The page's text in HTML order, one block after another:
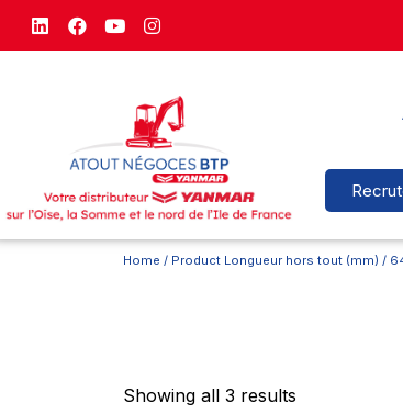
Home / Product Longueur hors tout (mm) /
Showing all 3 results